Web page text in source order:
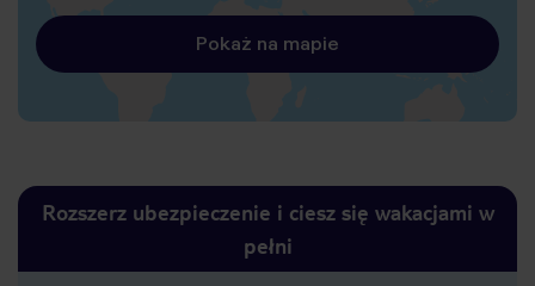
Pokaż na mapie
Rozszerz ubezpieczenie i ciesz się wakacjami w
pełni